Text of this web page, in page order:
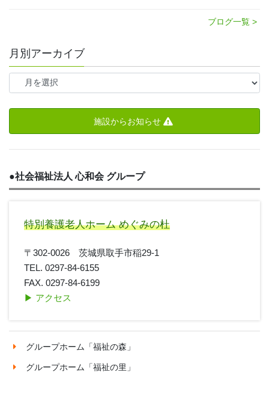
ブログ一覧 >
月別アーカイブ
施設からお知らせ
●社会福祉法人 心和会 グループ
特別養護老人ホーム めぐみの杜
〒302-0026 茨城県取手市稲29-1
TEL. 0297-84-6155
FAX. 0297-84-6199
▶︎ アクセス
グループホーム「福祉の森」
グループホーム「福祉の里」